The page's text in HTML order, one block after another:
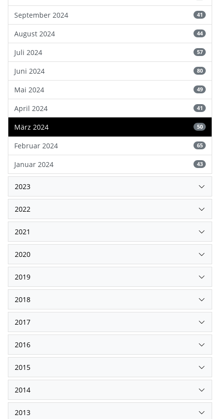
September 2024 41
August 2024 44
Juli 2024 57
Juni 2024 80
Mai 2024 49
April 2024 41
März 2024 50
Februar 2024 65
Januar 2024 43
2023
2022
2021
2020
2019
2018
2017
2016
2015
2014
2013